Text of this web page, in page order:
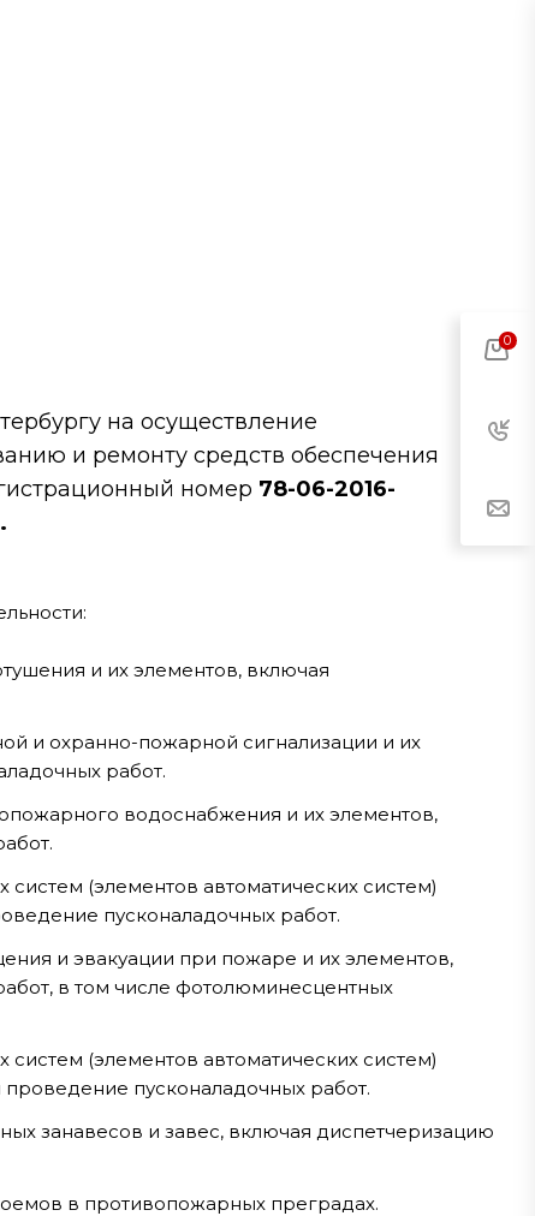
на осуществление
и ремонту средств обеспечения
номер 78-06-2016-
и их элементов, включая
и охранно-пожарной сигнализации и их
работ.
водоснабжения и их элементов,
(элементов автоматических систем)
пусконаладочных работ.
и эвакуации при пожаре и их элементов,
в том числе фотолюминесцентных
(элементов автоматических систем)
пусконаладочных работ.
занавесов и завес, включая диспетчеризацию
в противопожарных преградах.
0